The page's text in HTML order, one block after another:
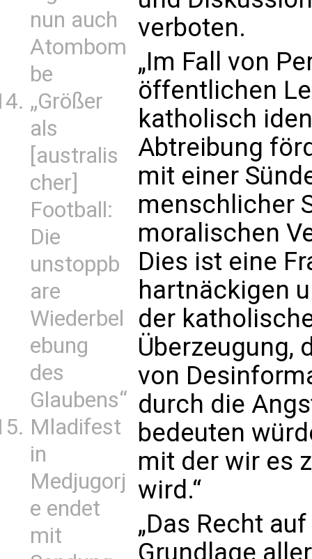
nun auch
Atombom
be
„Größer
als
[australis
cher]
Football:
Die
unstoppb
are
Wiederbel
ebung
des
Glaubens“
Mladifest
in
Medjugorj
e endet
mit
verboten.
„Im Fall von
öffentlichen
katholisch
Abtreibung
mit einer
menschlicher
moralischen
Dies ist eine
hartnäckigen
der
Überzeugung,
von
durch die
bedeuten
mit der wir es
wird.“
„Das Recht
Grundlage